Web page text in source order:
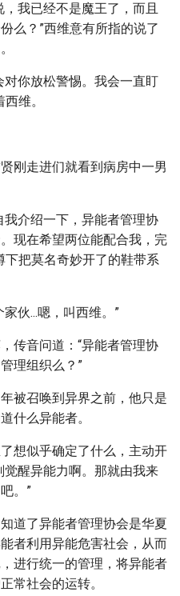
我已经不是魔王了，而且
么？”西维意有所指的说了
对你放松警惕。我会一直盯
维。
刚走进们就看到病房中一男
我介绍一下，异能者管理协
现在希望两位能配合我，完
下把莫名奇妙开了的鞋带系
伙...嗯，叫西维。”
传音问道：“异能者管理协
理组织么？”
被召唤到异界之前，他只是
什么异能者。
想似乎确定了什么，主动开
觉醒异能力啊。那就由我来
。”
道了异能者管理协会是华夏
者利用异能危害社会，从而
进行统一的管理，将异能者
常社会的运转。